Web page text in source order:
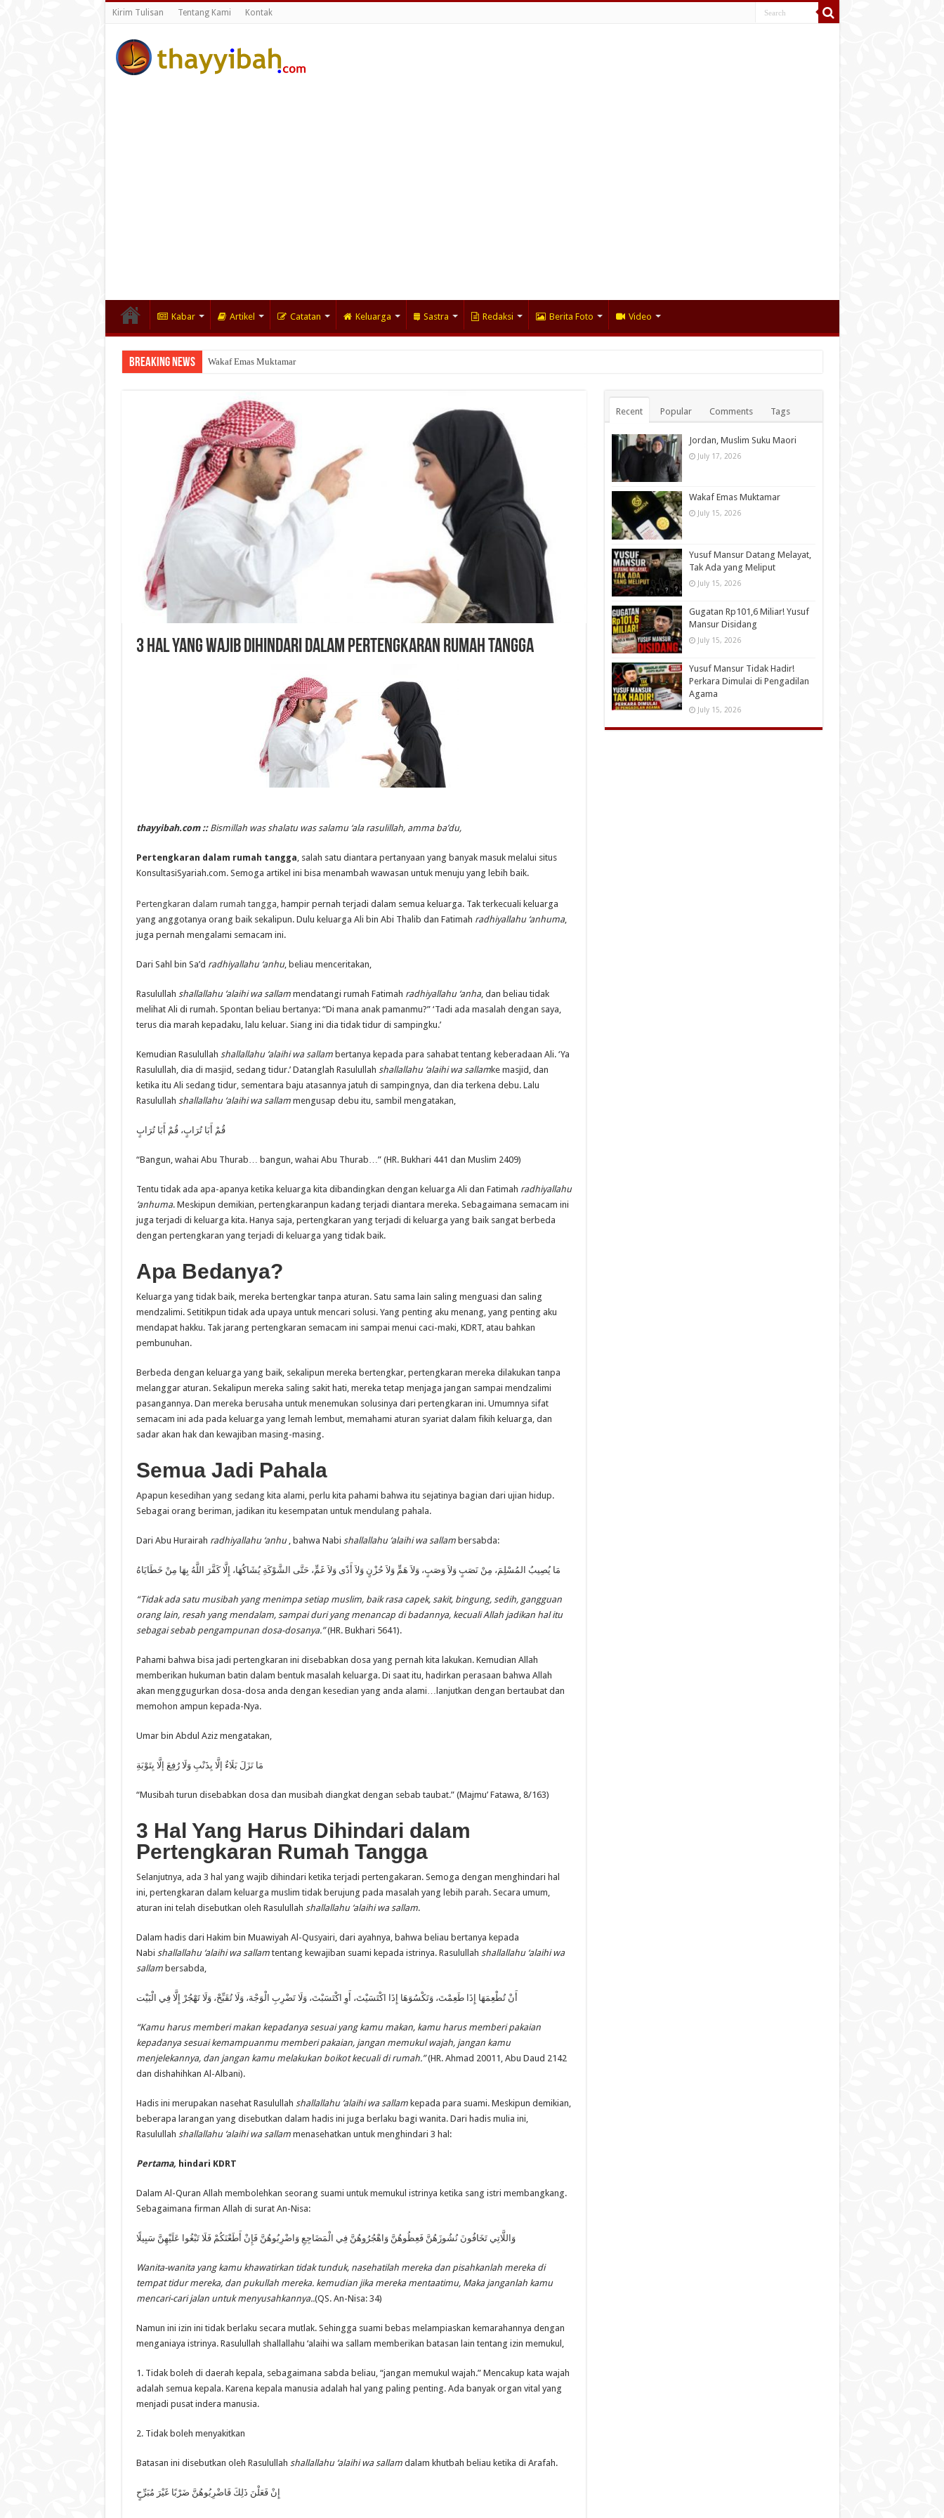
Kirim Tulisan Tentang Kami Kontak
Kabar Artikel Catatan Keluarga Sastra Redaksi Berita Foto Video
Breaking News Wakaf Emas Muktamar
3 Hal Yang Wajib Dihindari dalam Pertengkaran Rumah Tangga
thayyibah.com :: Bismillah was shalatu was salamu ‘ala rasulillah, amma ba’du,
Pertengkaran dalam rumah tangga, salah satu diantara pertanyaan yang banyak masuk melalui situs
KonsultasiSyariah.com. Semoga artikel ini bisa menambah wawasan untuk menuju yang lebih baik.
Pertengkaran dalam rumah tangga, hampir pernah terjadi dalam semua keluarga. Tak terkecuali keluarga
yang anggotanya orang baik sekalipun. Dulu keluarga Ali bin Abi Thalib dan Fatimah radhiyallahu ‘anhuma,
juga pernah mengalami semacam ini.
Dari Sahl bin Sa’d radhiyallahu ‘anhu, beliau menceritakan,
Rasulullah shallallahu ‘alaihi wa sallammendatangi rumah Fatimah radhiyallahu ‘anha, dan beliau tidak
melihat Ali di rumah. Spontan beliau bertanya: “Di mana anak pamanmu?” ‘Tadi ada masalah dengan saya,
terus dia marah kepadaku, lalu keluar. Siang ini dia tidak tidur di sampingku.’
Kemudian Rasulullah shallallahu ‘alaihi wa sallambertanya kepada para sahabat tentang keberadaan Ali. ‘Ya
Rasulullah, dia di masjid, sedang tidur.’ Datanglah Rasulullah shallallahu ‘alaihi wa sallamke masjid, dan
ketika itu Ali sedang tidur, sementara baju atasannya jatuh di sampingnya, dan dia terkena debu. Lalu
Rasulullah shallallahu ‘alaihi wa sallammengusap debu itu, sambil mengatakan,
قُمْ أَبَا تُرَابٍ، قُمْ أَبَا تُرَابٍ
“Bangun, wahai Abu Thurab… bangun, wahai Abu Thurab…” (HR. Bukhari 441 dan Muslim 2409)
Tentu tidak ada apa-apanya ketika keluarga kita dibandingkan dengan keluarga Ali dan Fatimah radhiyallahu
‘anhuma. Meskipun demikian, pertengkaranpun kadang terjadi diantara mereka. Sebagaimana semacam ini
juga terjadi di keluarga kita. Hanya saja, pertengkaran yang terjadi di keluarga yang baik sangat berbeda
dengan pertengkaran yang terjadi di keluarga yang tidak baik.
Apa Bedanya?
Keluarga yang tidak baik, mereka bertengkar tanpa aturan. Satu sama lain saling menguasi dan saling
mendzalimi. Setitikpun tidak ada upaya untuk mencari solusi. Yang penting aku menang, yang penting aku
mendapat hakku. Tak jarang pertengkaran semacam ini sampai menui caci-maki, KDRT, atau bahkan
pembunuhan.
Berbeda dengan keluarga yang baik, sekalipun mereka bertengkar, pertengkaran mereka dilakukan tanpa
melanggar aturan. Sekalipun mereka saling sakit hati, mereka tetap menjaga jangan sampai mendzalimi
pasangannya. Dan mereka berusaha untuk menemukan solusinya dari pertengkaran ini. Umumnya sifat
semacam ini ada pada keluarga yang lemah lembut, memahami aturan syariat dalam fikih keluarga, dan
sadar akan hak dan kewajiban masing-masing.
Semua Jadi Pahala
Apapun kesedihan yang sedang kita alami, perlu kita pahami bahwa itu sejatinya bagian dari ujian hidup.
Sebagai orang beriman, jadikan itu kesempatan untuk mendulang pahala.
Dari Abu Hurairah radhiyallahu ‘anhu, bahwa Nabi shallallahu ‘alaihi wa sallambersabda:
مَا يُصِيبُ المُسْلِمَ، مِنْ نَصَبٍ وَلاَ وَصَبٍ، وَلاَ هَمٍّ وَلاَ حُزْنٍ وَلاَ أَذًى وَلاَ غَمٍّ، حَتَّى الشَّوْكَةِ يُشَاكُهَا، إِلَّا كَفَّرَ اللَّهُ بِهَا مِنْ خَطَايَاهُ
“Tidak ada satu musibah yang menimpa setiap muslim, baik rasa capek, sakit, bingung, sedih, gangguan
orang lain, resah yang mendalam, sampai duri yang menancap di badannya, kecuali Allah jadikan hal itu
sebagai sebab pengampunan dosa-dosanya.”(HR. Bukhari 5641).
Pahami bahwa bisa jadi pertengkaran ini disebabkan dosa yang pernah kita lakukan. Kemudian Allah
memberikan hukuman batin dalam bentuk masalah keluarga. Di saat itu, hadirkan perasaan bahwa Allah
akan menggugurkan dosa-dosa anda dengan kesedian yang anda alami…lanjutkan dengan bertaubat dan
memohon ampun kepada-Nya.
Umar bin Abdul Aziz mengatakan,
مَا نَزَلَ بَلَاءٌ إلَّا بِذَنْبِ وَلَا رُفِعَ إلَّا بِتَوْبَةِ
“Musibah turun disebabkan dosa dan musibah diangkat dengan sebab taubat.” (Majmu’ Fatawa, 8/163)
3 Hal Yang Harus Dihindari dalam
Pertengkaran Rumah Tangga
Selanjutnya, ada 3 hal yang wajib dihindari ketika terjadi pertengakaran. Semoga dengan menghindari hal
ini, pertengkaran dalam keluarga muslim tidak berujung pada masalah yang lebih parah. Secara umum,
aturan ini telah disebutkan oleh Rasulullah shallallahu ‘alaihi wa sallam.
Dalam hadis dari Hakim bin Muawiyah Al-Qusyairi, dari ayahnya, bahwa beliau bertanya kepada
Nabi shallallahu ‘alaihi wa sallamtentang kewajiban suami kepada istrinya. Rasulullah shallallahu ‘alaihi wa
sallambersabda,
أَنْ تُطْعِمَهَا إِذَا طَعِمْتَ، وَتَكْسُوَهَا إِذَا اكْتَسَيْتَ، أَوِ اكْتَسَبْتَ، وَلَا تَضْرِبِ الْوَجْهَ، وَلَا تُقَبِّحْ، وَلَا تَهْجُرْ إِلَّا فِي الْبَيْت
“Kamu harus memberi makan kepadanya sesuai yang kamu makan, kamu harus memberi pakaian
kepadanya sesuai kemampuanmu memberi pakaian, jangan memukul wajah, jangan kamu
menjelekannya, dan jangan kamu melakukan boikot kecuali di rumah.”(HR. Ahmad 20011, Abu Daud 2142
dan dishahihkan Al-Albani).
Hadis ini merupakan nasehat Rasulullah shallallahu ‘alaihi wa sallamkepada para suami. Meskipun demikian,
beberapa larangan yang disebutkan dalam hadis ini juga berlaku bagi wanita. Dari hadis mulia ini,
Rasulullah shallallahu ‘alaihi wa sallammenasehatkan untuk menghindari 3 hal:
Pertama, hindari KDRT
Dalam Al-Quran Allah membolehkan seorang suami untuk memukul istrinya ketika sang istri membangkang.
Sebagaimana firman Allah di surat An-Nisa:
وَاللَّاتِي تَخَافُونَ نُشُوزَهُنَّ فَعِظُوهُنَّ وَاهْجُرُوهُنَّ فِي الْمَضَاجِعِ وَاضْرِبُوهُنَّ فَإِنْ أَطَعْنَكُمْ فَلَا تَبْغُوا عَلَيْهِنَّ سَبِيلًا
Wanita-wanita yang kamu khawatirkan tidak tunduk, nasehatilah mereka dan pisahkanlah mereka di
tempat tidur mereka, dan pukullah mereka. kemudian jika mereka mentaatimu, Maka janganlah kamu
mencari-cari jalan untuk menyusahkannya..(QS. An-Nisa: 34)
Namun ini izin ini tidak berlaku secara mutlak. Sehingga suami bebas melampiaskan kemarahannya dengan
menganiaya istrinya. Rasulullah shallallahu ‘alaihi wa sallam memberikan batasan lain tentang izin memukul,
1. Tidak boleh di daerah kepala, sebagaimana sabda beliau, “jangan memukul wajah.” Mencakup kata wajah
adalah semua kepala. Karena kepala manusia adalah hal yang paling penting. Ada banyak organ vital yang
menjadi pusat indera manusia.
2. Tidak boleh menyakitkan
Batasan ini disebutkan oleh Rasulullah shallallahu ‘alaihi wa sallamdalam khutbah beliau ketika di Arafah.
إِنْ فَعَلْنَ ذَلِكَ فَاضْرِبُوهُنَّ ضَرْبًا غَيْرَ مُبَرِّحٍ
Recent Popular Comments Tags
Jordan, Muslim Suku Maori
July 17, 2026
Wakaf Emas Muktamar
July 15, 2026
Yusuf Mansur Datang Melayat,
Tak Ada yang Meliput
July 15, 2026
Gugatan Rp101,6 Miliar! Yusuf
Mansur Disidang
July 15, 2026
Yusuf Mansur Tidak Hadir!
Perkara Dimulai di Pengadilan
Agama
July 15, 2026